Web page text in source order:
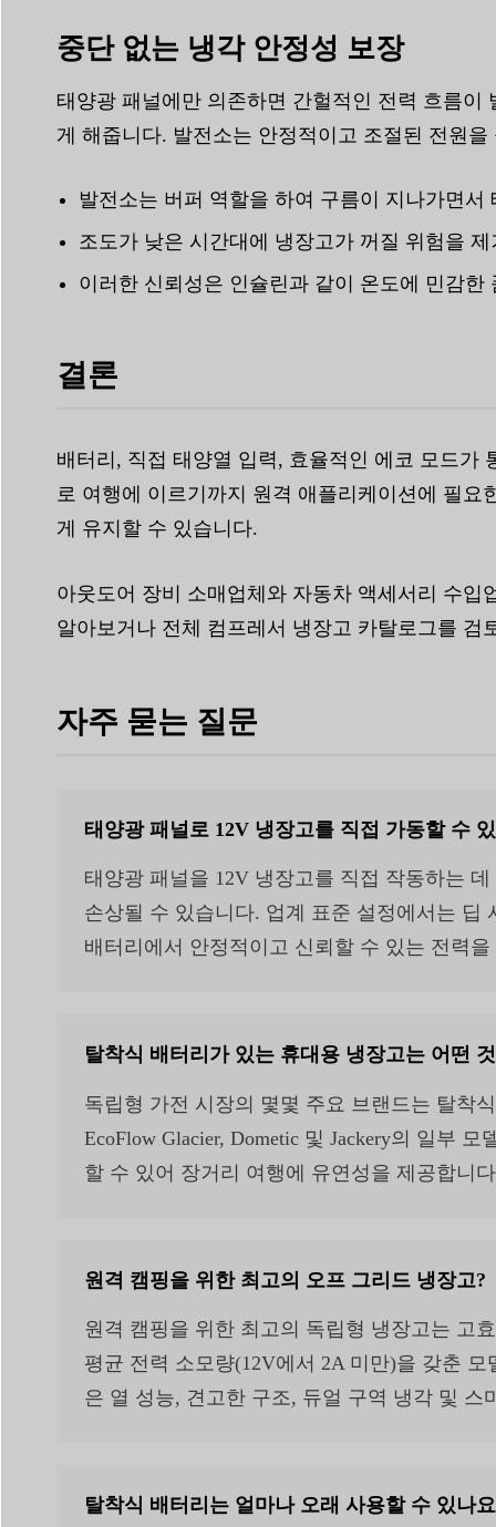
중단 없는 냉각 안정성 보장
태양광 패널에만 의존하면 간헐적인 전력 흐름
게 해줍니다. 발전소는 안정적이고 조절된 전원
발전소는 버퍼 역할을 하여 구름이 지나가면
조도가 낮은 시간대에 냉장고가 꺼질 위험을
이러한 신뢰성은 인슐린과 같이 온도에 민감
결론
배터리, 직접 태양열 입력, 효율적인 에코 모드가
로 여행에 이르기까지 원격 애플리케이션에 필
게 유지할 수 있습니다.
아웃도어 장비 소매업체와 자동차 액세서리 수
알아보거나 전체 컴프레서 냉장고 카탈로그를 검
자주 묻는 질문
태양광 패널로 12V 냉장고를 직접 가동할 수
태양광 패널을 12V 냉장고를 직접 작동하는
손상될 수 있습니다. 업계 표준 설정에서는 딥
배터리에서 안정적이고 신뢰할 수 있는 전력
탈착식 배터리가 있는 휴대용 냉장고는 어떤
독립형 가전 시장의 몇몇 주요 브랜드는 탈착
EcoFlow Glacier, Dometic 및 Jackery의 일부
할 수 있어 장거리 여행에 유연성을 제공합니
원격 캠핑을 위한 최고의 오프 그리드 냉장고?
원격 캠핑을 위한 최고의 독립형 냉장고는 고
평균 전력 소모량(12V에서 2A 미만)을 갖춘
은 열 성능, 견고한 구조, 듀얼 구역 냉각 및
탈착식 배터리는 얼마나 오래 사용할 수 있나